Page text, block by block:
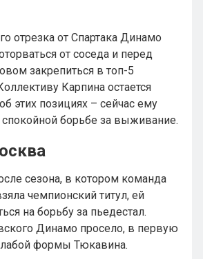
отрезка от Спартака Динамо
от соседа и перед
закрепиться в топ-5
Карпина остается
этих позициях – сейчас ему
борьбе за выживание.
сезона, в котором команда
чемпионский титул, ей
на борьбу за пьедестал.
Динамо просело, в первую
формы Тюкавина.